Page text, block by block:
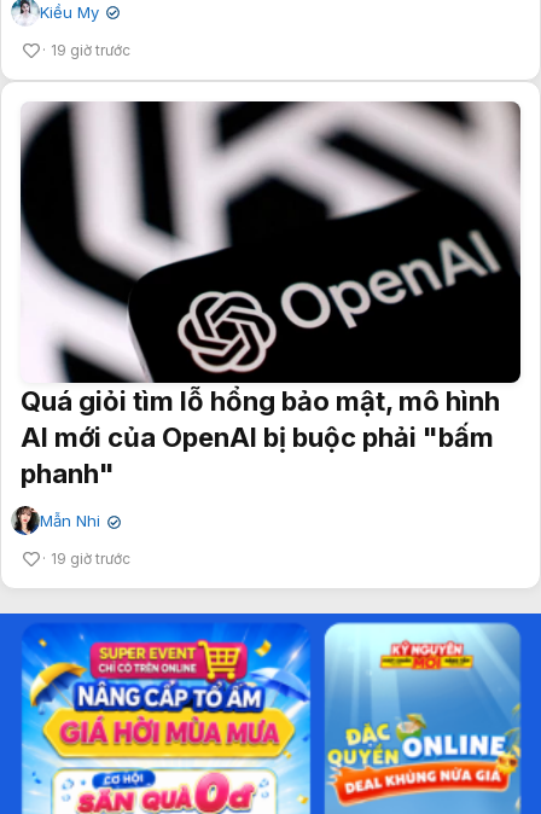
Kiều My ✔
19 giờ trước
Quá giỏi tìm lỗ hổng bảo mật, mô hình
AI mới của OpenAI bị buộc phải "bấm
phanh"
Mẫn Nhi ✔
19 giờ trước